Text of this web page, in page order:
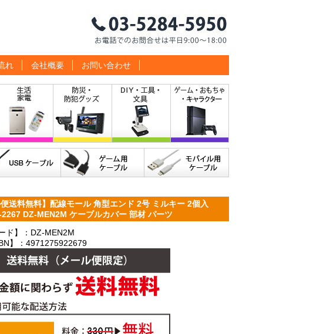
れ 会社概要 お問い合わせ
便送料無料】配線モール 角型エンド 2号 ミルキー 2個入
DZ-MEN2M ケーブルカバー 部材 パーツ
ド】：DZ-MEN2M
】：4971275922679